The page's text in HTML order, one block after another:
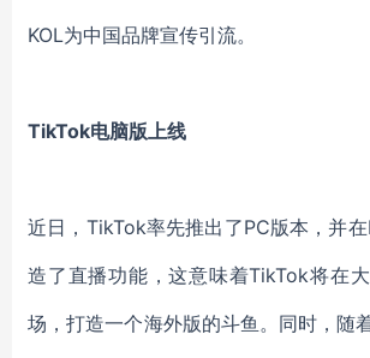
KOL为中国品牌宣传引流。
TikTok电脑版上线
近日， TikTok率先推出了PC版本，并
造了直播功能，这意味着TikTok将在
场，打造一个海外版的斗鱼。同时，随